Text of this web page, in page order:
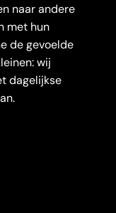
naar andere
met hun
de gevoelde
wij
dagelijkse